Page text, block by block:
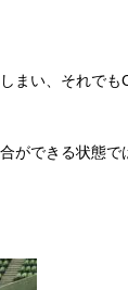
まい、それで
ができる状態